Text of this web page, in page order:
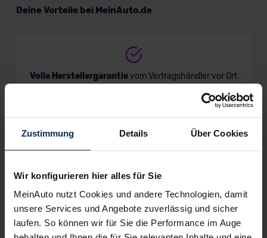
Zustimmung Details Über Cookies
Wir konfigurieren hier alles für Sie
MeinAuto nutzt Cookies und andere Technologien, damit
unsere Services und Angebote zuverlässig und sicher
laufen. So können wir für Sie die Performance im Auge
Deine Vorteile bei MeinAuto.de
Volle Herstellergarantievom Vertragshändler vor Ort
Alle Zahlungsarten:Barkauf, Finanzierung, Leasing